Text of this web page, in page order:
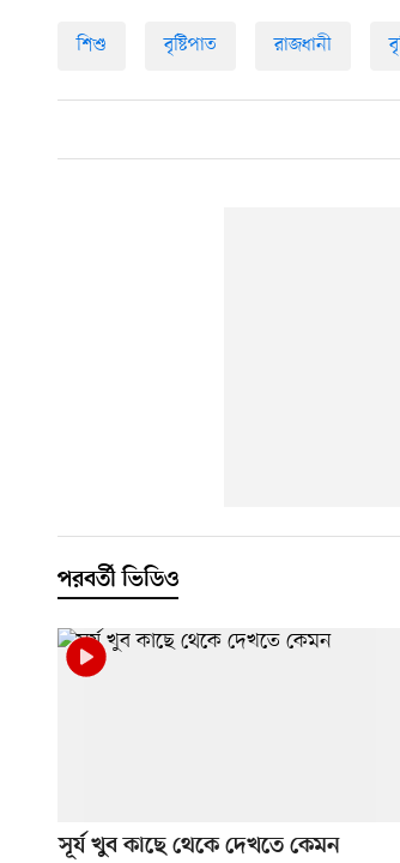
শিশু বৃষ্টিপাত রাজধানী
পরবর্তী ভিডিও
সূর্য খুব কাছে থেকে দেখতে কেমন